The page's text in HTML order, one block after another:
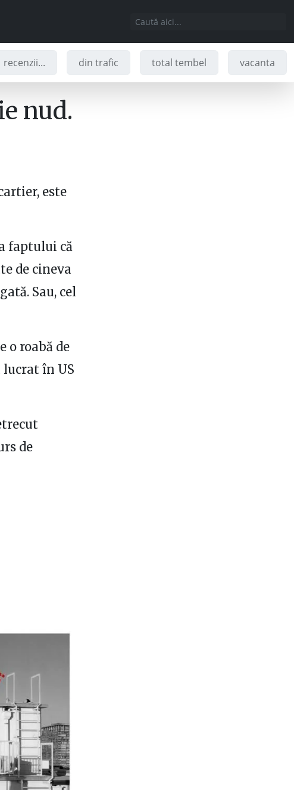
recenzii... din trafic total tembel vacanta
nud.
este
faptului că
de cineva
Sau, cel
o roabă de
lucrat în US
de